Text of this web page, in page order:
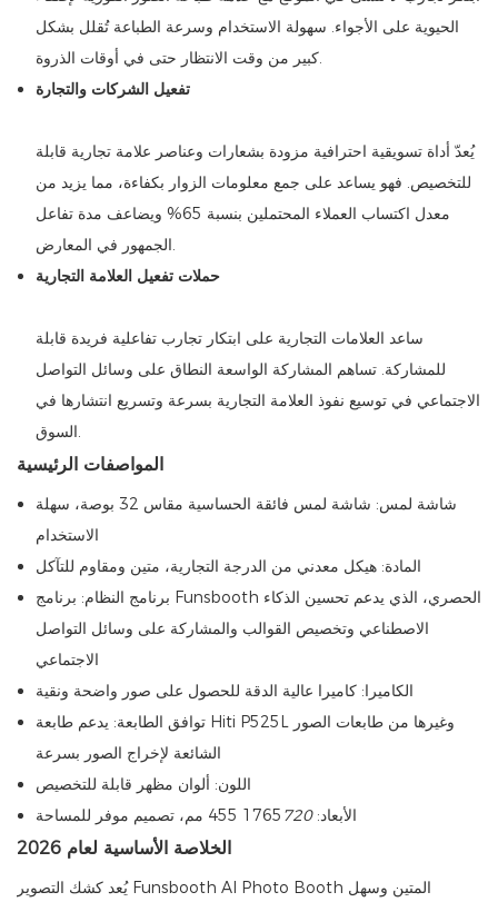
الحيوية على الأجواء. سهولة الاستخدام وسرعة الطباعة تُقلل بشكل
كبير من وقت الانتظار حتى في أوقات الذروة.
تفعيل الشركات والتجارة
يُعدّ أداة تسويقية احترافية مزودة بشعارات وعناصر علامة تجارية قابلة
للتخصيص. فهو يساعد على جمع معلومات الزوار بكفاءة، مما يزيد من
معدل اكتساب العملاء المحتملين بنسبة 65% ويضاعف مدة تفاعل
الجمهور في المعارض.
حملات تفعيل العلامة التجارية
ساعد العلامات التجارية على ابتكار تجارب تفاعلية فريدة قابلة
للمشاركة. تساهم المشاركة الواسعة النطاق على وسائل التواصل
الاجتماعي في توسيع نفوذ العلامة التجارية بسرعة وتسريع انتشارها في
السوق.
المواصفات الرئيسية
شاشة لمس: شاشة لمس فائقة الحساسية مقاس 32 بوصة، سهلة
الاستخدام
المادة: هيكل معدني من الدرجة التجارية، متين ومقاوم للتآكل
برنامج النظام: برنامج Funsbooth الحصري، الذي يدعم تحسين الذكاء
الاصطناعي وتخصيص القوالب والمشاركة على وسائل التواصل
الاجتماعي
الكاميرا: كاميرا عالية الدقة للحصول على صور واضحة ونقية
توافق الطابعة: يدعم طابعة Hiti P525L وغيرها من طابعات الصور
الشائعة لإخراج الصور بسرعة
اللون: ألوان مظهر قابلة للتخصيص
الأبعاد: 1765720
الخلاصة الأساسية لعام 2026
يُعد كشك التصوير Funsbooth AI Photo Booth المتين وسهل